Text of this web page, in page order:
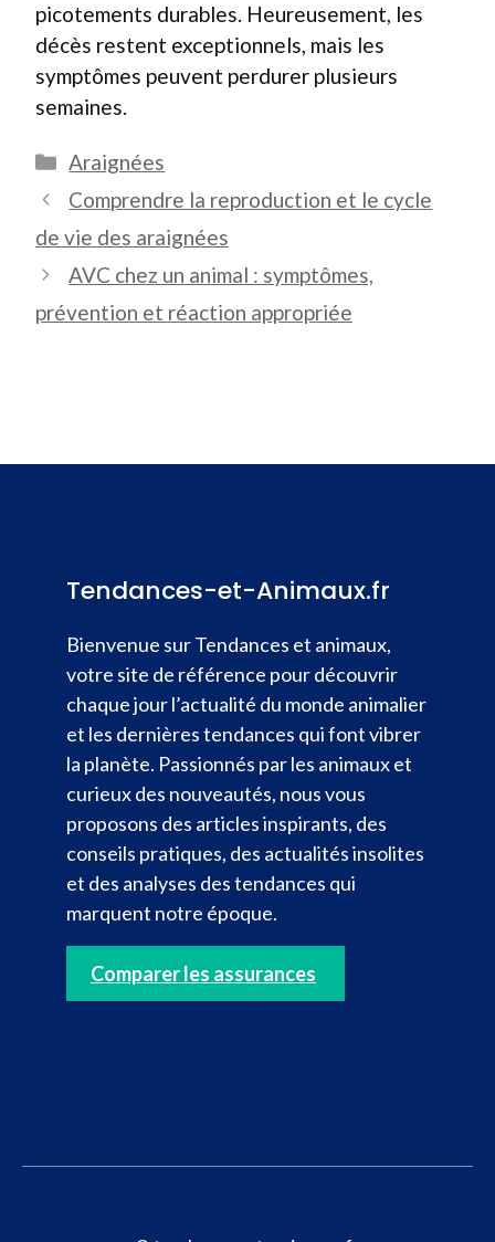
picotements durables. Heureusement, les
décès restent exceptionnels, mais les
symptômes peuvent perdurer plusieurs
semaines.
Catégories
Araignées
Comprendre la reproduction et le cycle
de vie des araignées
AVC chez un animal : symptômes,
prévention et réaction appropriée
Tendances-et-Animaux.fr
Bienvenue sur Tendances et animaux,
votre site de référence pour découvrir
chaque jour l’actualité du monde animalier
et les dernières tendances qui font vibrer
la planète. Passionnés par les animaux et
curieux des nouveautés, nous vous
proposons des articles inspirants, des
conseils pratiques, des actualités insolites
et des analyses des tendances qui
marquent notre époque.
Comparer les assurances